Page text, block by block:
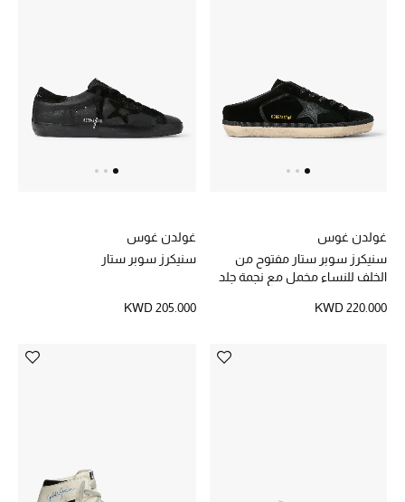
هدايا حسب المرسل إليه
النساء
الرجال
غولدن غوس
سنيكرز سوبر ستار مفتوح من
الخلف للنساء مخمل مع نجمة جلد
KWD 220.000
غولدن غوس
سنيكرز سوبر ستار
KWD 205.000